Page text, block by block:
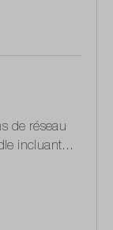
de réseau
incluant